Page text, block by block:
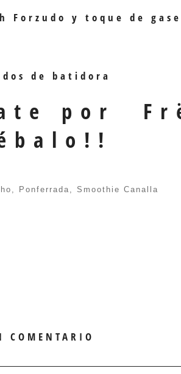
Forzudo y toque de
de batidora
por
, Ponferrada, Smoothie Canalla
COMENTARIO